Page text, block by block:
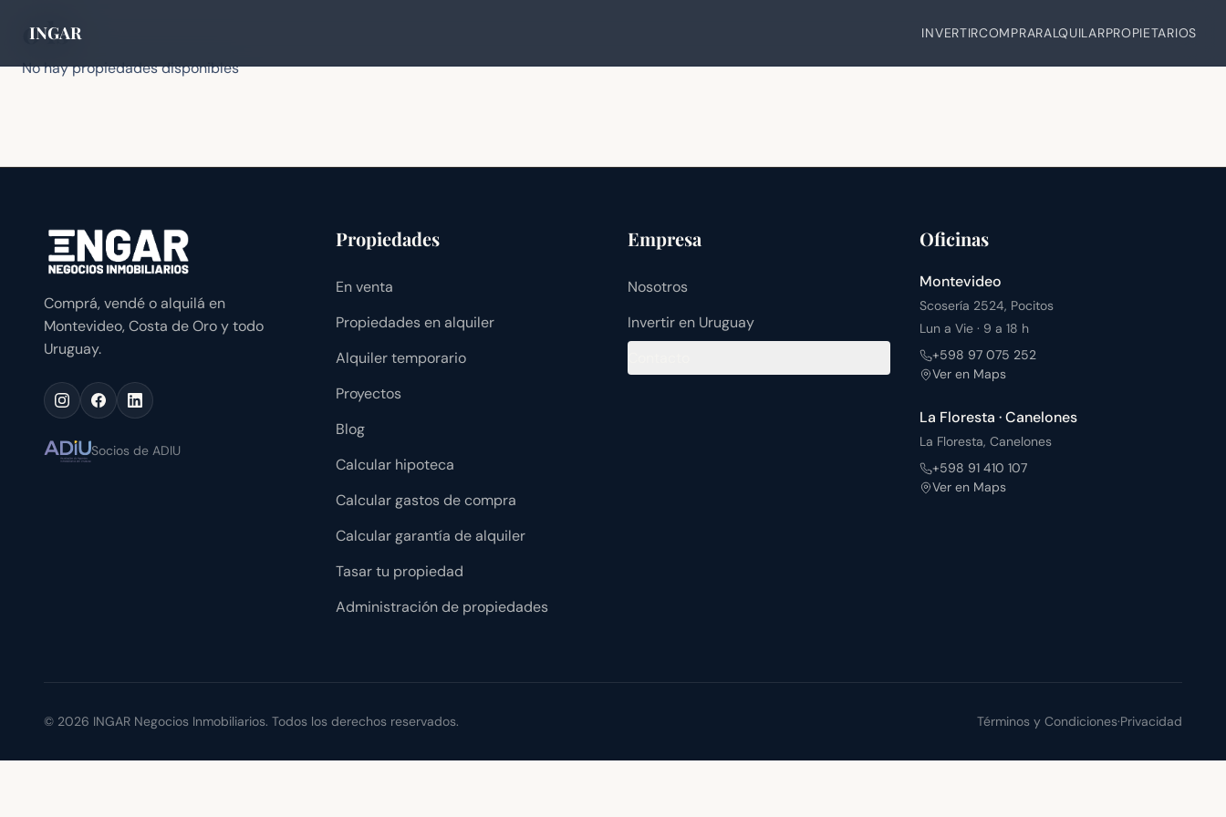
INGAR INVERTIRCOMPRARALQUILARPROPIETARIOS
0 ls
No hay propiedades disponibles
Comprá, vendé o alquilá en
Montevideo, Costa de Oro y todo
Uruguay.
Socios de ADIU
Propiedades
En venta
Propiedades en alquiler
Alquiler temporario
Proyectos
Blog
Calcular hipoteca
Calcular gastos de compra
Calcular garantía de alquiler
Tasar tu propiedad
Administración de propiedades
Empresa
Nosotros
Invertir en Uruguay
Oficinas
Montevideo
Scosería 2524, Pocitos
Lun a Vie · 9 a 18 h
+598 97 075 252
Ver en Maps
La Floresta · Canelones
La Floresta, Canelones
+598 91 410 107
Ver en Maps
© 2026 INGAR Negocios Inmobiliarios. Todos los derechos reservados. Términos y Condiciones·Privacidad